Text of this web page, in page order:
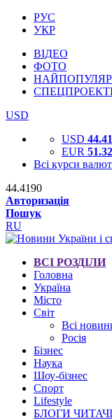
РУС
УКР
ВІДЕО
ФОТО
USD
USD
EUR
Всі курси валют
44.4190
Авторизація
Пошук
RU
ВСІ РОЗДІЛИ
Головна
Україна
Місто
Світ
Всі
Росія
Бізнес
Наука
Шоу-бізнес
Спорт
Lifestyle
БЛОГИ